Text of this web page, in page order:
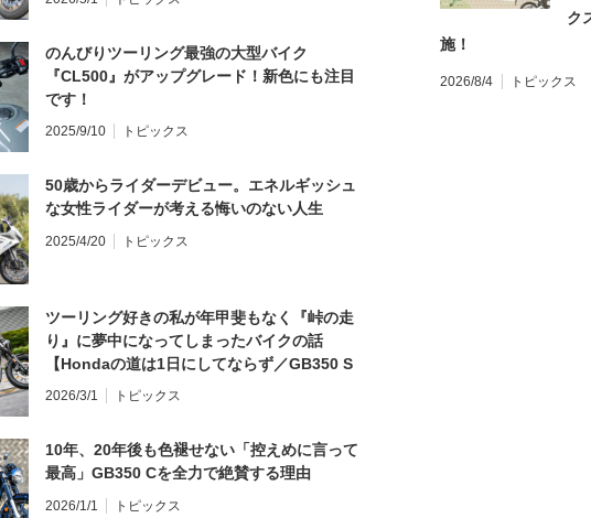
のんびりツーリング最強の大型バイク
『CL500』がアップグレード！新色にも注目
です！
2025/9/10 トピックス
50歳からライダーデビュー。エネルギッシュ
な女性ライダーが考える悔いのない人生
2025/4/20 トピックス
ツーリング好きの私が年甲斐もなく『峠の走
り』に夢中になってしまったバイクの話
【Hondaの道は1日にしてならず／GB350 S
インプレ・レビュー 前編】
2026/3/1 トピックス
10年、20年後も色褪せない「控えめに言って
最高」GB350 Cを全力で絶賛する理由
2026/1/1 トピックス
ク
施！
2026/8/4 トピックス